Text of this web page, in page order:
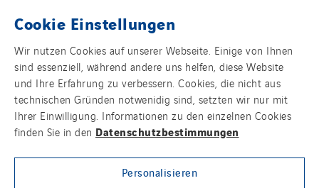
Kontakt
Impressum
Datenschutz
Cookies
Sitemap
Hooyberghs
I.C.Entreprises
I.F.A.T
I2R
IDF Thermic
IFAT
Imhoff
Initiative Commune Connectée
Cookie Einstellungen
Wir nutzen Cookies auf unserer Webseite. Einige von Ihnen
sind essenziell, während andere uns helfen, diese Website
und Ihre Erfahrung zu verbessern. Cookies, die nicht aus
technischen Gründen notwenidig sind, setzten wir nur mit
Ihrer Einwilligung. Informationen zu den einzelnen Cookies
finden Sie in den Datenschutzbestimmungen
Personalisieren